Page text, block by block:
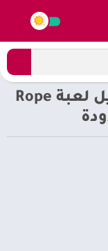
ضع الكلمة المناسبة: تحميل لعبة Rope